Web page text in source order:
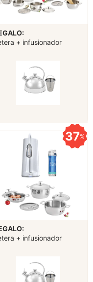
+ infusionador
37%
+ infusionador